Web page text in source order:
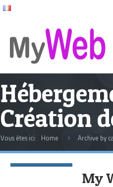
Création
Vous êtes ici: Home Archive by
My